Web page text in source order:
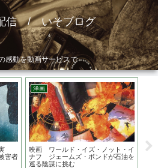
信 / いそブログ
感動を動画サービスで
害者
洋画
映画 ワールド・イズ・ノット・イ
ナフ ジェームズ・ボンドが石油を
巡る陰謀に挑む
さ